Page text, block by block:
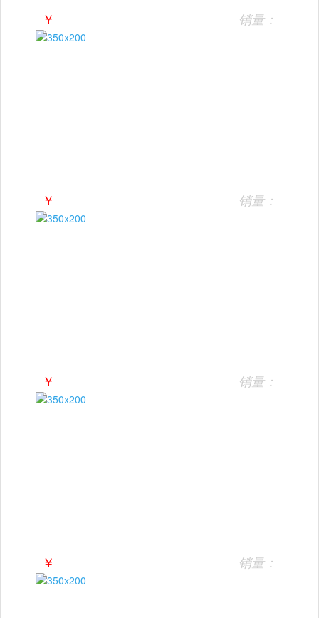
￥ 销量：
￥ 销量：
￥ 销量：
￥ 销量：